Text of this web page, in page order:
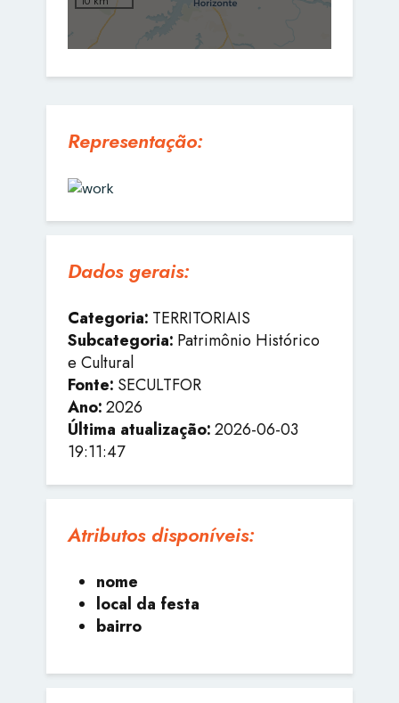
Representação:
Dados gerais:
Categoria: TERRITORIAIS
Subcategoria: Patrimônio Histórico
e Cultural
Fonte: SECULTFOR
Ano:2026
Última atualização:2026-06-03
19:11:47
Atributos disponíveis:
nome
local da festa
bairro